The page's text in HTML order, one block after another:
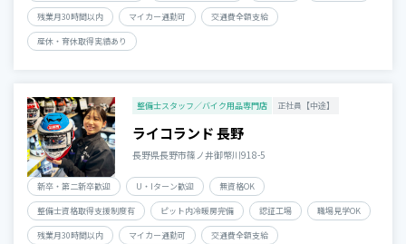
残業月30時間以内 マイカー通勤可 交通費全額支給
産休・育休取得実績あり
整備士スタッフ／バイク用品専門店 正社員【中途】
ライコランド 長野
長野県長野市篠ノ井御幣川918-5
新卒・第二新卒歓迎 U・Iターン歓迎 無資格OK
整備士資格取得支援制度有 ピット内冷暖房完備 認証工場 職場見学OK
残業月30時間以内 マイカー通勤可 交通費全額支給